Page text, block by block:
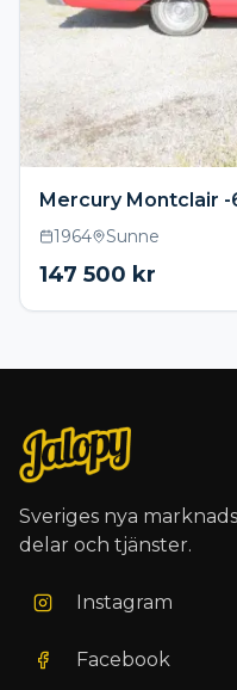
Mercury Montclair -
1964 Sunne
147 500 kr
Sveriges nya
delar och tjänster.
Instagram
Facebook